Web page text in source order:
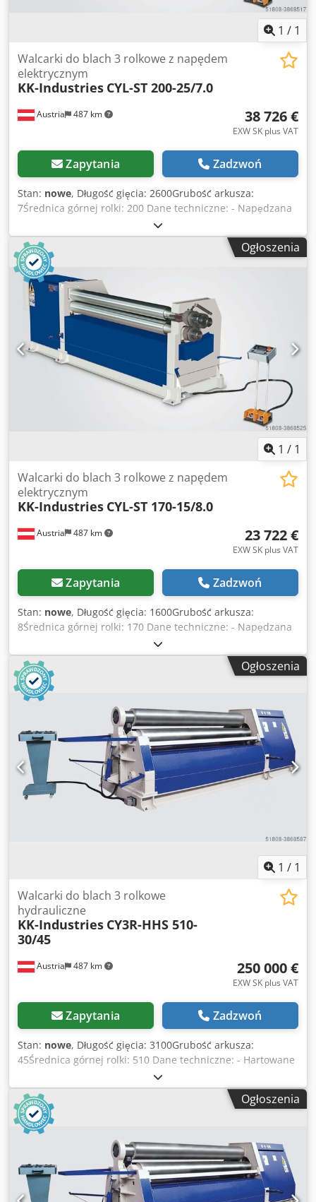
1 / 1
Austria 487 km
Walcarki do blach 3 rolkowe z napędem
elektrycznym
KK-Industries CYL-ST 200-25/7.0
38 726 €
EXW SK plus VAT
Zapytania Zadzwoń
Stan: nowe, Długość gięcia: 2600Grubość arkusza:
7Średnica górnej rolki: 200 Dane techniczne: - Napędzana
silnikiem tylna rolka - Urządzenie do gięcia stożków -
Hartowane i polerowane wałki - Cały korpus wykonany jest
ze stali St 52 - Asymetryczna konstrukcja zapewnia
doskonałe zginanie - Górne i dolne rolki są napędzane
przez silniki elektryczne z hamulcem i przekładnie
planetarne w skrzyni biegów - Przenośny panel sterowania
- Zgodnie z normami CE Opcje: - Walec dolny napędzany
silnikiem elektrycznym EURO 2.200, --. - Cyfrowy
wyświetlacz pokazujący pozycję walca tylnego EURO 1.010,
--. - Przedłużone rolki EURO 966, -- - Wałki profilowe EURO
1.190, --. Codpjd Ab Ngofx Apberf Posiadamy wiele
Ogłoszenia
1 / 1
Austria 487 km
Walcarki do blach 3 rolkowe z napędem
elektrycznym
KK-Industries CYL-ST 170-15/8.0
23 722 €
EXW SK plus VAT
Zapytania Zadzwoń
Stan: nowe, Długość gięcia: 1600Grubość arkusza:
8Średnica górnej rolki: 170 Dane techniczne: - Napędzana
silnikiem tylna rolka - Urządzenie do gięcia stożków -
Hartowane i polerowane wałki - Cały korpus wykonany jest
ze stali St 52 - Asymetryczna konstrukcja zapewniająca
doskonałe zginanie - Górne i dolne rolki są napędzane
przez silniki elektryczne z hamulcem i przekładnie
planetarne w skrzyni biegów - Przenośny panel sterowania
- Zgodnie z normami CE Opcje: Codjd Ab Nqspfx Apbsrf -
Dolny wałek napędzany silnikiem elektrycznym EURO
1.650, --. - Cyfrowy wyświetlacz pokazujący pozycję walca
tylnego EURO 1.010, --. - Przedłużone rolki EURO 966, -- -
Wałki profilowe EURO 1.190, --. Posiadamy wiele referencji!
Ogłoszenia
1 / 1
Austria 487 km
Walcarki do blach 3 rolkowe
hydrauliczne
KK-Industries CY3R-HHS 510-
30/45
250 000 €
EXW SK plus VAT
Zapytania Zadzwoń
Stan: nowe, Długość gięcia: 3100Grubość arkusza:
45Średnica górnej rolki: 510 Dane techniczne: - Hartowane
i polerowane rolki Credsd Ab Snspfx Apbef - Kompletny
korpus wykonany ze stali ST-52 - Stożkowe urządzenie
gnące - Cyfrowy wyświetlacz dla rolek bocznych -
Przenośny panel sterowania - Rolki są zamontowane na
łożyskach - Górna pokrywa rolki, otwierana hydraulicznie i
blokowana za pomocą panelu sterowania. - Wszystkie
walce są napędzane silnikiem hydraulicznym i przekładnią
planetarną - Ruchy boczne są napędzane hydraulicznie
Opcje: - zmienna prędkość obrotowa EURO 5.858,-- - Stół
Ogłoszenia